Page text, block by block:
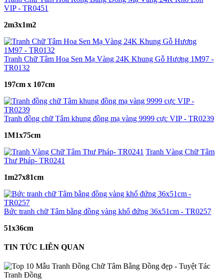
VIP - TR0451
2m3x1m2
Tranh Chữ Tâm Hoa Sen Mạ Vàng 24K Khung Gỗ Hương 1M97 -
TR0132
197cm x 107cm
Tranh đồng chữ Tâm khung đồng mạ vàng 9999 cực VIP - TR0239
1M1x75cm
Tranh Vàng Chữ Tâm
Thư Pháp- TR0241
1m27x81cm
Bức tranh chữ Tâm bằng đồng vàng khổ đứng 36x51cm - TR0257
51x36cm
TIN TỨC LIÊN QUAN